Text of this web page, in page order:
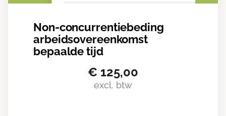
Non-concurrentiebeding
arbeidsovereenkomst
bepaalde tijd
€ 125,00
excl. btw